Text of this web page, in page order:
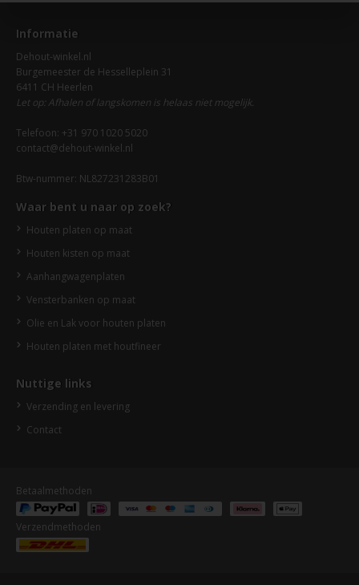
Informatie
Dehout-winkel.nl
Burgemeester de Hesselleplein 31
6411 CH Heerlen
Let op: Afhalen of langskomen is helaas niet mogelijk.
Telefoon: +31 970 1020 5020
contact@dehout-winkel.nl
Btw-nummer: NL827231283B01
Waar bent u naar op zoek?
Houten platen op maat
Houten kisten op maat
Aanhangwagenplaten
Vensterbanken op maat
Olie en Lak voor houten platen
Houten platen met houtfineer
Nuttige links
Verzending en levering
Contact
Betaalmethoden
Verzendmethoden